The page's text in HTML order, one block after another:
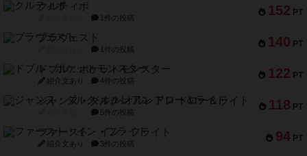
152 PT
クルティボ
1件の投稿
140 PT
ブラヴェスト
1件の投稿
122 PT
ドブル：ポケットモンスター
紹介文あり 4件の投稿
118 PT
ジャンヌ・ダルク-オルレアン ドロー＆ライト
5件の投稿
94 PT
ファースト・イン・フライト
紹介文あり 3件の投稿